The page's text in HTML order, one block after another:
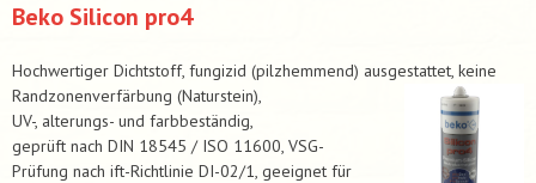
Beko Silicon pro4
Hochwertiger Dichtstoff, fungizid (pilzhemmend) ausgestattet, keine
Randzonenverfärbung (Naturstein),
UV-, alterungs- und farbbeständig,
geprüft nach DIN 18545 / ISO 11600, VSG-
Prüfung nach ift-Richtlinie DI-02/1, geeignet für